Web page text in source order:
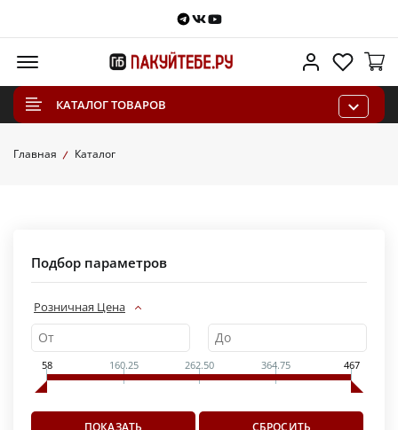
Telegram
VKontakte
Youtube
Личный
КАТАЛОГ ТОВАРОВ
Главная Каталог
Подбор параметров
Розничная Цена
58 160.25 262.50 364.75 467